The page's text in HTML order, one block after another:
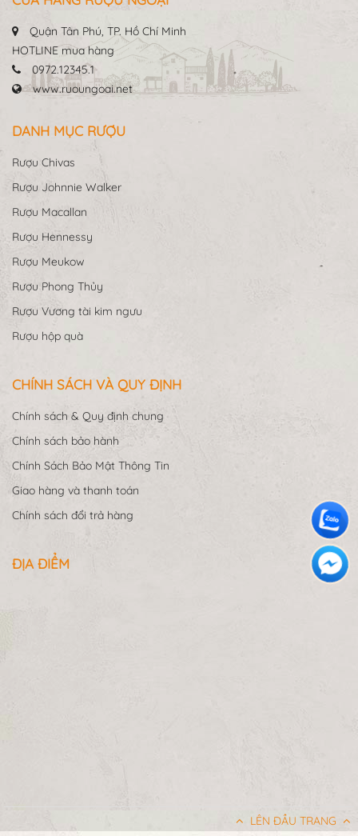
LÊN ĐẦU TRANG
Quận Tân Phú, TP. Hồ Chí Minh
HOTLINE mua hàng
0972.12345.1
www.ruoungoai.net
DANH MỤC RƯỢU
Rượu Chivas
Rượu Johnnie Walker
Rượu Macallan
Rượu Hennessy
Rượu Meukow
Rượu Phong Thủy
Rượu Vương tài kim ngưu
Rượu hộp quà
CHÍNH SÁCH VÀ QUY ĐỊNH
Chính sách & Quy định chung
Chính sách bảo hành
Chính Sách Bảo Mật Thông Tin
Giao hàng và thanh toán
Chính sách đổi trả hàng
ĐỊA ĐIỂM